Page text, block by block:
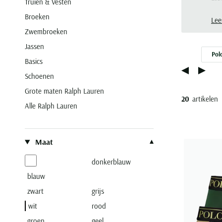
de
Broeken
Zwembroeken
Jassen
Basics
Schoenen
Grote maten Ralph Lauren
Alle Ralph Lauren
Maat
blauw
donkerblauw
zwart
grijs
wit
rood
20 artikelen